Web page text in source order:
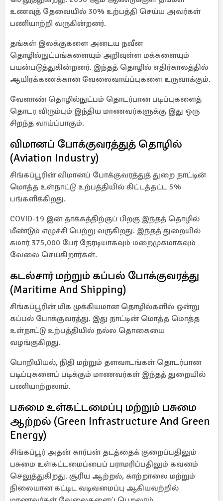
உணவுத் தேவையில் 30% உற்பத்தி செய்ய அவர்கள்
பணியாற்றி வருகின்றனர்.
தங்கள் இலக்குகளை அடைய நவீன
தொழில்நுட்பங்களையும் அறிவுள்ள மக்களையும்
பயன்படுத்துகின்றனர். இந்தத் தொழில் எதிர்காலத்தில்
ஆயிரக்கணக்கான வேலைவாய்ப்புகளை உருவாக்கும்.
வேளாண் தொழில்நுட்பம் தொடர்பான படிப்புகளைத்
தொடர விரும்பும் இந்திய மாணவர்களுக்கு இது ஒரு
சிறந்த வாய்ப்பாகும்.
விமானப் போக்குவரத்துத் தொழில்
(Aviation Industry)
சிங்கப்பூரின் விமானப் போக்குவரத்துத் துறை நாட்டின்
மொத்த உள்நாட்டு உற்பத்தியில் கிட்டத்தட்ட 5%
பங்களிக்கிறது.
COVID-19 இன் தாக்கத்திற்குப் பிறகு இந்தத் தொழில்
மீண்டும் எழுச்சி பெற்று வருகிறது. இந்தத் துறையில்
சுமார் 375,000 பேர் நேரடியாகவும் மறைமுகமாகவும்
வேலை செய்கிறார்கள்.
கடல்சார் மற்றும் கப்பல் போக்குவரத்து
(Maritime And Shipping)
சிங்கப்பூரின் மிக முக்கியமான தொழில்களில் ஒன்று
கப்பல் போக்குவரத்து. இது நாட்டின் மொத்த மொத்த
உள்நாட்டு உற்பத்தியில் நல்ல தொகையை
வழங்குகிறது.
பொறியியல், நிதி மற்றும் தளவாடங்கள் தொடர்பான
படிப்புகளைப் படிக்கும் மாணவர்கள் இந்தத் துறையில்
பணியாற்றலாம்.
பசுமை உள்கட்டமைப்பு மற்றும் பசுமை
ஆற்றல் (Green Infrastructure And Green
Energy)
சிங்கப்பூர் அதன் கார்பன் தடத்தைக் குறைப்பதிலும்
பசுமை உள்கட்டமைப்பைப் பராமரிப்பதிலும் கவனம்
செலுத்துகிறது. சூரிய ஆற்றல், காற்றாலை மற்றும்
நிலையான கட்டிட வடிவமைப்பு ஆகியவற்றில்